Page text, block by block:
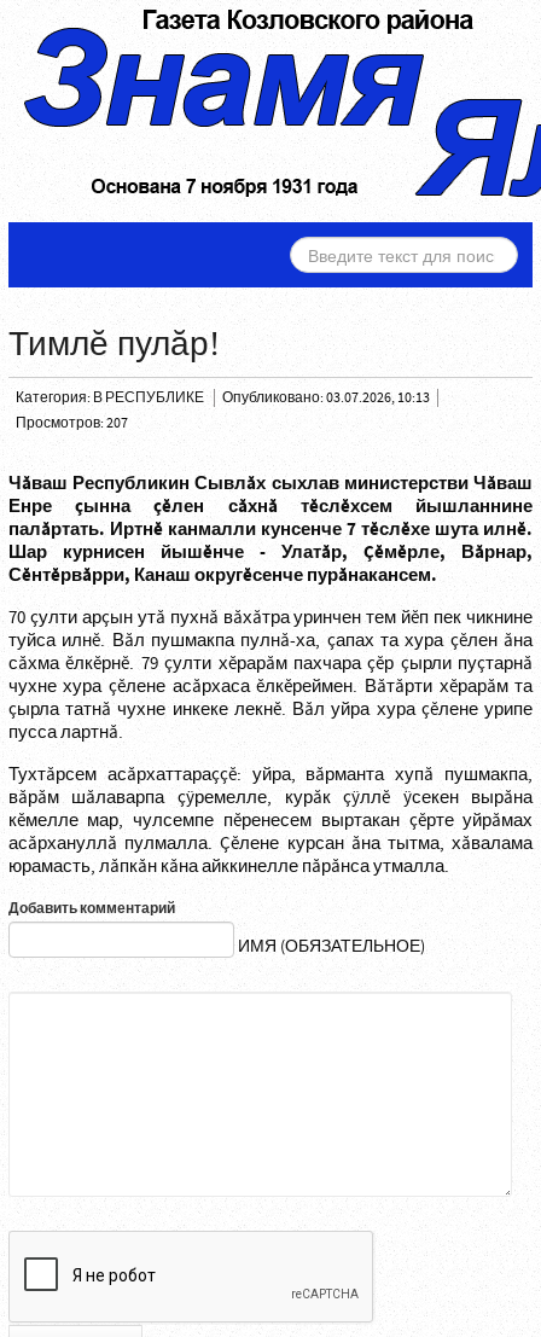
ИСКАТЬ...
Тимлĕ пулăр!
Категория: В РЕСПУБЛИКЕ
Опубликовано: 03.07.2026, 10:13
Просмотров: 207
Чăваш Республикин Сывлăх сыхлав министерстви Чăваш
Енре çынна çĕлен сăхнă тĕслĕхсем йышланнине
палăртать. Иртнĕ канмалли кунсенче 7 тĕслĕхе шута илнĕ.
Шар курнисен йышĕнче - Улатăр, Çĕмĕрле, Вăрнар,
Сĕнтĕрвăрри, Канаш округĕсенче пурăнакансем.
70 çулти арçын утă пухнă вăхăтра уринчен тем йĕп пек чикнине
туйса илнĕ. Вăл пушмакпа пулнă-ха, çапах та хура çĕлен ăна
сăхма ĕлкĕрнĕ. 79 çулти хĕрарăм пахчара çĕр çырли пуçтарнă
чухне хура çĕлене асăрхаса ĕлкĕреймен. Вăтăрти хĕрарăм та
çырла татнă чухне инкеке лекнĕ. Вăл уйра хура çĕлене урипе
пусса лартнă.
Тухтăрсем асăрхаттараççĕ: уйра, вăрманта хупă пушмакпа,
вăрăм шăлаварпа çÿремелле, курăк çÿллĕ ÿсекен вырăна
кĕмелле мар, чулсемпе пĕренесем выртакан çĕрте уйрăмах
асăрхануллă пулмалла. Çĕлене курсан ăна тытма, хăвалама
юрамасть, лăпкăн кăна айккинелле пăрăнса утмалла.
Добавить комментарий
ИМЯ (ОБЯЗАТЕЛЬНОЕ)